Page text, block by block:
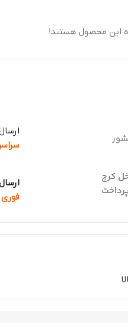
این محصول هستند!
ارسال
کرج
ارسال